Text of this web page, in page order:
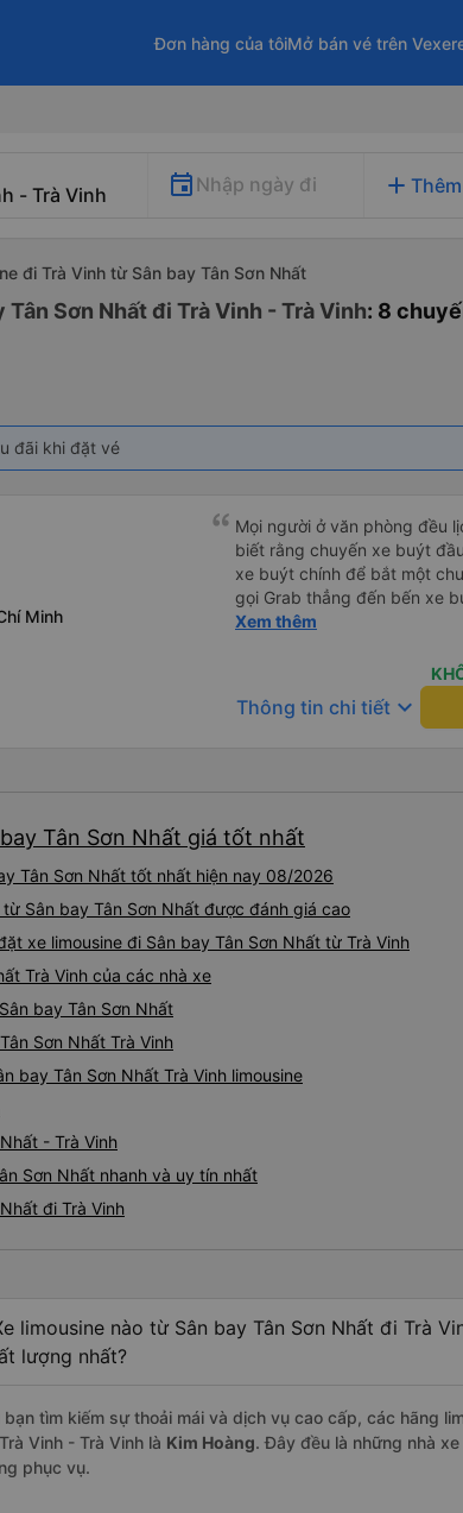
Đơn hàng của tôiMở bán vé trên
Nhập ngày đi add
đi Trà Vinh từ Sân bay Tân Sơn Nhất
Sơn Nhất đi Trà Vinh - Trà Vinh: 8
đãi khi đặt vé
Minh
Mọi người ở văn phòng đều
biết rằng chuyến xe buýt
xe buýt chính để bắt một
gọi Grab thẳng đến bến xe
không phải mang vác hành
Xem thêm
Thông tin chi tiết keyboard_arrow_down
Tân Sơn Nhất giá tốt nhất
Tân Sơn Nhất tốt nhất hiện nay 08/2026
Sân bay Tân Sơn Nhất được đánh giá cao
xe limousine đi Sân bay Tân Sơn Nhất từ Trà Vinh
Trà Vinh của các nhà xe
bay Tân Sơn Nhất
Sơn Nhất Trà Vinh
bay Tân Sơn Nhất Trà Vinh limousine
- Trà Vinh
Sơn Nhất nhanh và uy tín nhất
đi Trà Vinh
limousine nào từ Sân bay Tân Sơn Nhất đi Trà
lượng nhất?
bạn tìm kiếm sự thoải mái và dịch vụ cao cấp, các hãng
Vinh - Trà Vinh là Kim Hoàng. Đây đều là những nhà
phục vụ.